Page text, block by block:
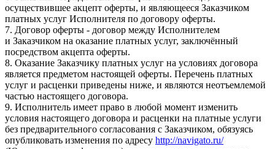
осуществившее акцепт оферты, и являющееся Заказчиком
платных услуг Исполнителя по договору оферты.
7. Договор оферты - договор между Исполнителем
и Заказчиком на оказание платных услуг, заключённый
посредством акцепта оферты.
8. Оказание Заказчику платных услуг на условиях договора
является предметом настоящей оферты. Перечень платных
услуг и расценки приведены ниже, и являются неотъемлемой
частью настоящего договора.
9. Исполнитель имеет право в любой момент изменить
условия настоящего договора и расценки на платные услуги
без предварительного согласования с Заказчиком, обязуясь
опубликовать изменения по адресу http://navigato.ru/